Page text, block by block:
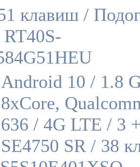
клавиш /
RT40S-
Android 10 / 1.8
8xCore,
636 / 4G LTE / 3
SR / 38